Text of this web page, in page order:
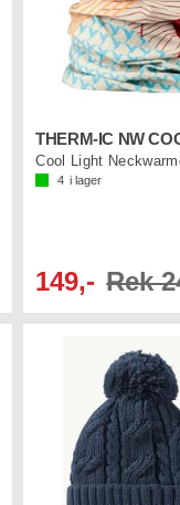
Cool Light
4 i lager
149,- Rek